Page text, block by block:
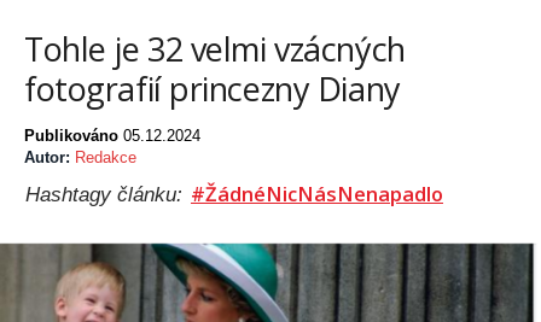
Tohle je 32 velmi vzácných
fotografií princezny Diany
Publikováno 05.12.2024
Autor: Redakce
Hashtagy článku: #ŽádnéNicNásNenapadlo